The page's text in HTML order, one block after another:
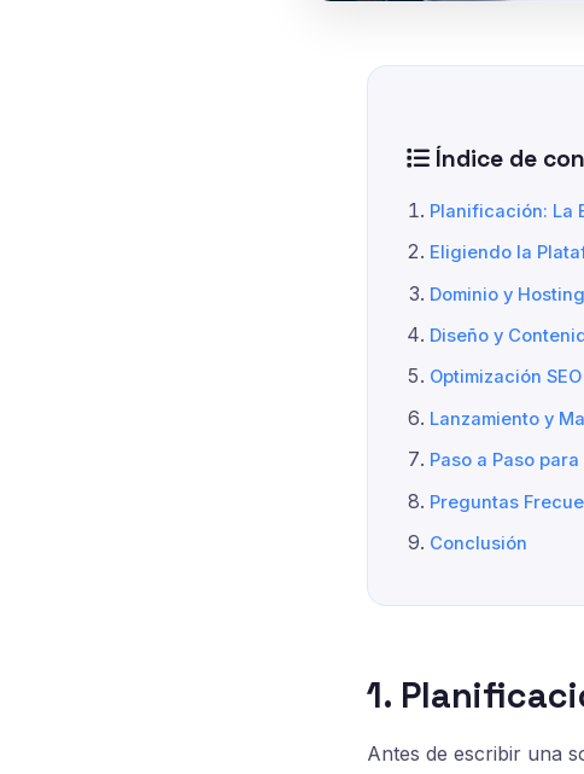
Índice de
Planificación: La
Eligiendo la
Dominio y
Diseño y
Optimización
Lanzamiento y
Paso a Paso
Preguntas
Conclusión
1.
Antes de escribir una